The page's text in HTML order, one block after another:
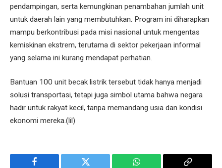
pendampingan, serta kemungkinan penambahan jumlah unit
untuk daerah lain yang membutuhkan. Program ini diharapkan
mampu berkontribusi pada misi nasional untuk mengentas
kemiskinan ekstrem, terutama di sektor pekerjaan informal
yang selama ini kurang mendapat perhatian.
Bantuan 100 unit becak listrik tersebut tidak hanya menjadi
solusi transportasi, tetapi juga simbol utama bahwa negara
hadir untuk rakyat kecil, tanpa memandang usia dan kondisi
ekonomi mereka.(lil)